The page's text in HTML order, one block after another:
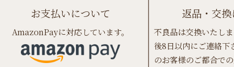
お支払いについて
AmazonPayに対応しています。
返品・交
不良品は交換いたし
後8日以内にご連絡下
のお客様のご都合で